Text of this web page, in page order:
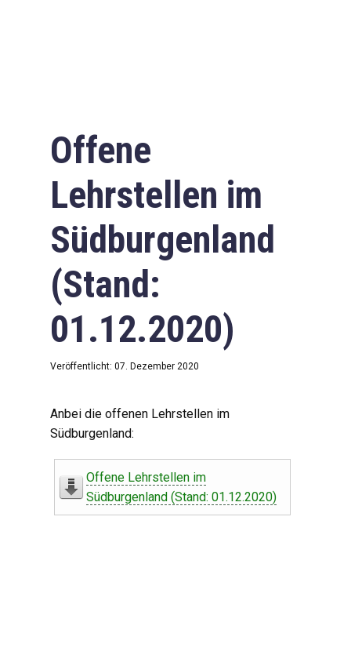
Offene
Lehrstellen im
Südburgenland
(Stand:
01.12.2020)
Veröffentlicht: 07. Dezember 2020
Anbei die offenen Lehrstellen im
Südburgenland:
Offene Lehrstellen im
Südburgenland (Stand: 01.12.2020)